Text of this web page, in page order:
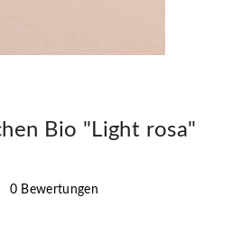
Bio "Light rosa"
0 Bewertungen